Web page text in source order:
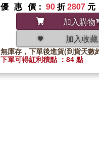
優惠價 ： 90折2807 元
加入購物
加入收藏
無庫存，下單後進貨(到貨天數
下單可得紅利積點 ：84 點